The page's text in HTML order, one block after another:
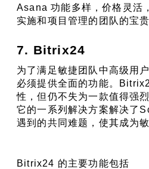
Asana 功能多样，价格灵活
实施和项目管理的团队的宝贵
7. Bitrix24
为了满足敏捷团队中高级用
必须提供全面的功能。
性，但仍不失为一款值得强
它的一系列解决方案解决了
遇到的共同难题，使其成为
Bitrix24 的主要功能包括